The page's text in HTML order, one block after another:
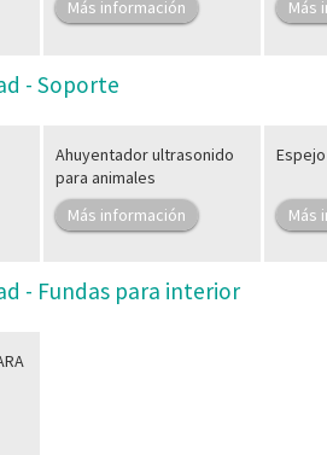
Más información
Más
- Soporte
Ahuyentador ultrasonido
para animales
Más información
Más
- Fundas para interior